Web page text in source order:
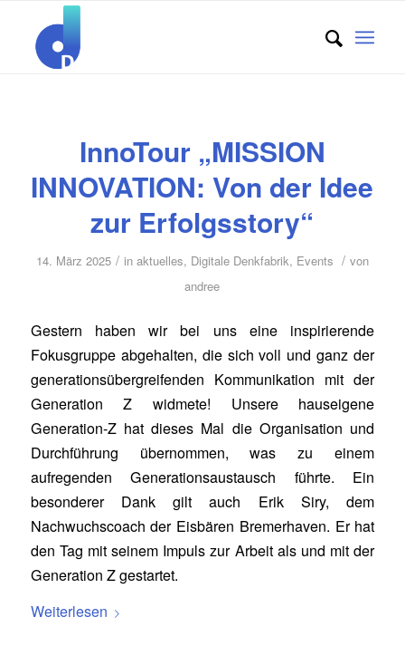
InnoTour „MISSION
INNOVATION: Von der Idee
zur Erfolgsstory“
14. März 2025 / in aktuelles, Digitale Denkfabrik, Events / von
andree
Gestern haben wir bei uns eine inspirierende
Fokusgruppe abgehalten, die sich voll und ganz der
generationsübergreifenden Kommunikation mit der
Generation Z widmete! Unsere hauseigene
Generation-Z hat dieses Mal die Organisation und
Durchführung übernommen, was zu einem
aufregenden Generationsaustausch führte. Ein
besonderer Dank gilt auch Erik Siry, dem
Nachwuchscoach der Eisbären Bremerhaven. Er hat
den Tag mit seinem Impuls zur Arbeit als und mit der
Generation Z gestartet.
Weiterlesen